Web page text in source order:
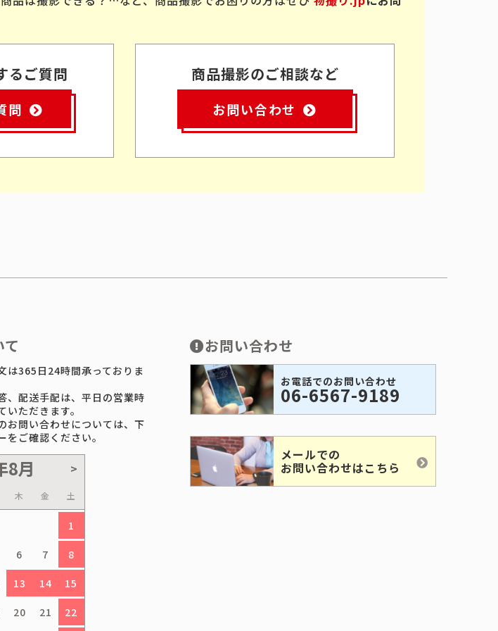
るご質問
問
商品撮影のご相談など
お問い合わせ
は365日24時間承っておりま
、配送手配は、平日の営業時
ただきます。
お問い合わせについては、下
ご確認ください。
木 金 土
1
6 7 8
13 14 15
20 21 22
お問い合わせ
お電話でのお問い合わせ
06-6567-9189
メールでの
お問い合わせはこちら